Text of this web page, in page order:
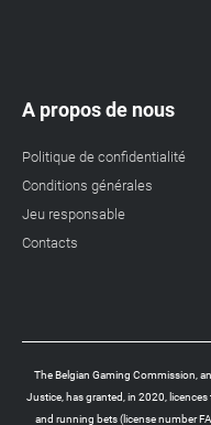
A propos de nous
Politique de confidentialité
Conditions générales
Jeu responsable
Contacts
The Belgian Gaming Commission,
Justice, has granted, in 2020,
and running bets (license number